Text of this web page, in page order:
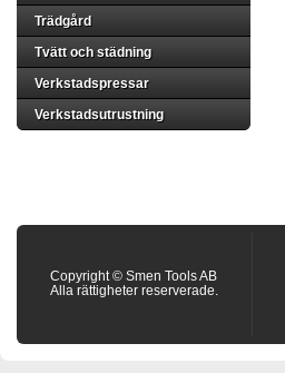
Trädgård
Tvätt och städning
Verkstadspressar
Verkstadsutrustning
Copyright © Smen Tools AB
Alla rättigheter reserverade.